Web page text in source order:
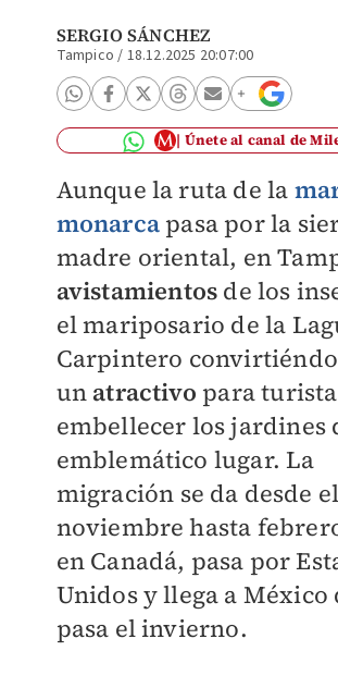
SERGIO SÁNCHEZ
Tampico / 18.12.2025 20:07:00
Únete al canal de
Aunque la ruta de la
monarcapasa por la
madre oriental, en
avistamientos de los
el mariposario de la
Carpintero
un atractivo para
embellecer los jardines
emblemático lugar. La
migración se da desde
noviembre hasta
en Canadá, pasa por
Unidos y llega a México
pasa el invierno.